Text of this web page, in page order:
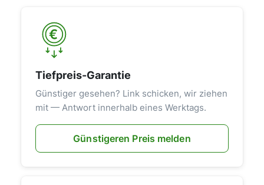
Tiefpreis-Garantie
Günstiger gesehen? Link schicken, wir ziehen
mit — Antwort innerhalb eines Werktags.
Günstigeren Preis melden